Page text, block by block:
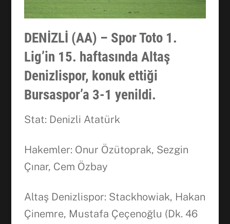
DENİZLİ (AA) – Spor Toto 1.
Lig’in 15. haftasında Altaş
Denizlispor, konuk ettiği
Bursaspor’a 3-1 yenildi.
Stat: Denizli Atatürk
Hakemler: Onur Özütoprak, Sezgin
Çınar, Cem Özbay
Altaş Denizlispor: Stackhowiak, Hakan
Çinemre, Mustafa Çeçenoğlu (Dk. 46